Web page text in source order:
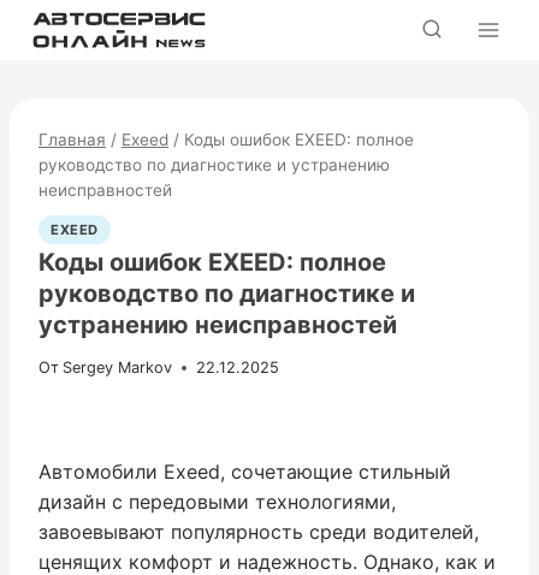
Перейти
Главная / Exeed / Коды ошибок EXEED: полное
руководство по диагностике и устранению
неисправностей
EXEED
Коды ошибок EXEED: полное
руководство по диагностике и
устранению неисправностей
От Sergey Markov 22.12.2025
Автомобили Exeed, сочетающие стильный
дизайн с передовыми технологиями,
завоевывают популярность среди водителей,
ценящих комфорт и надежность. Однако, как и